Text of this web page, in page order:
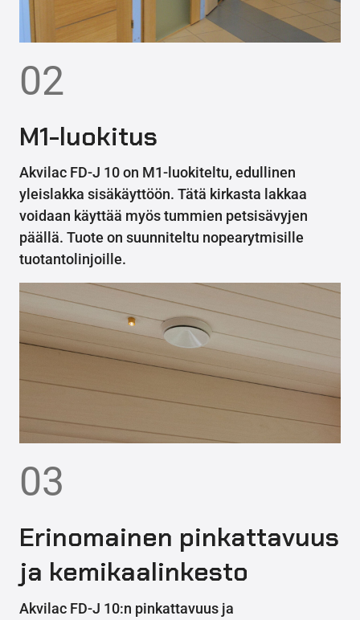
02
M1-luokitus
Akvilac FD-J 10 on M1-luokiteltu, edullinen
yleislakka sisäkäyttöön. Tätä kirkasta lakkaa
voidaan käyttää myös tummien petsisävyjen
päällä. Tuote on suunniteltu nopearytmisille
tuotantolinjoille.
03
Erinomainen pinkattavuus
ja kemikaalinkesto
Akvilac FD-J 10:n pinkattavuus ja